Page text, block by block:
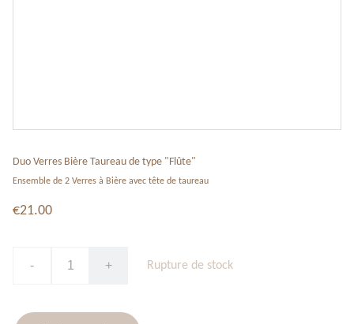
Duo Verres Bière Taureau de type "Flûte"
Ensemble de 2 Verres à Bière avec tête de taureau
€21.00
- + Rupture de stock